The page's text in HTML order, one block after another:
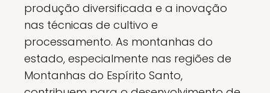
produção diversificada e a inovação
nas técnicas de cultivo e
processamento. As montanhas do
estado, especialmente nas regiões de
Montanhas do Espírito Santo,